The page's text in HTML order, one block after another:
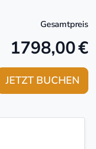
Gesamtpreis
€
1798,00
JETZT BUCHEN